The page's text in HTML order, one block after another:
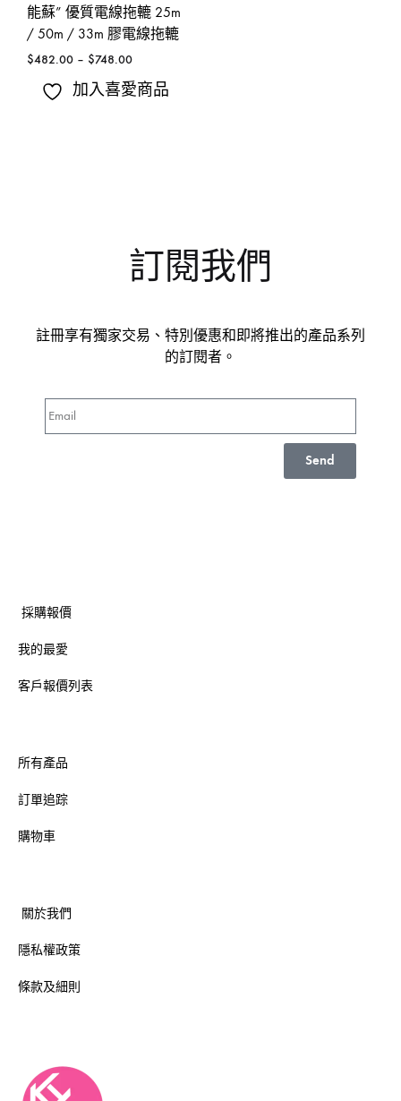
能蘇” 優質電線拖轆 25m
/ 50m / 33m 膠電線拖轆
$482.00 – $748.00
加入喜愛商品
訂閱我們
註冊享有獨家交易、特別優惠和即將推出的產品系列
的訂閱者。
Send
採購報價
我的最愛
客戶報價列表
所有產品
訂單追踪
購物車
關於我們
隱私權政策
條款及細則